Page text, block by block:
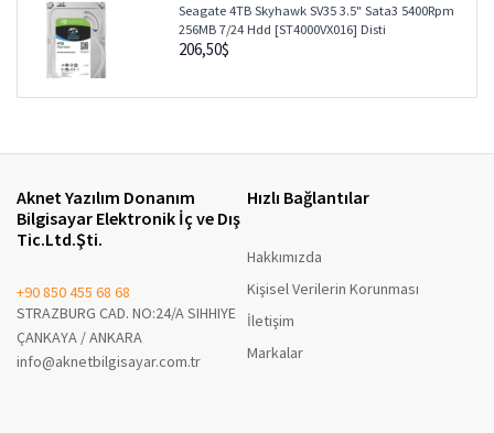
Seagate 4TB Skyhawk SV35 3.5" Sata3 5400Rpm
256MB 7/24 Hdd [ST4000VX016] Disti
206,50$
Aknet Yazılım Donanım
Bilgisayar Elektronik İç ve Dış
Tic.Ltd.Şti.
+90 850 455 68 68
STRAZBURG CAD. NO:24/A SIHHIYE
ÇANKAYA / ANKARA
info@aknetbilgisayar.com.tr
Hızlı Bağlantılar
Hakkımızda
Kişisel Verilerin Korunması
İletişim
Markalar